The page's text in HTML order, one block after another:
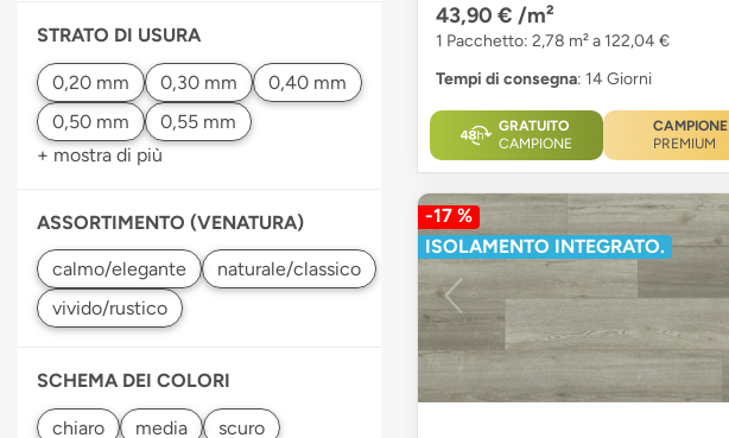
STRATO DI USURA
+ mostra di più
ASSORTIMENTO (VENATURA)
SCHEMA DEI COLORI
43,90 € /m²
1 Pacchetto: 2,78 m² a 122,04 €
Tempi di consegna: 14 Giorni
GRATUITO
CAMPIONE
CAMPIONE
PREMIUM
-17 %
ISOLAMENTO INTEGRATO.